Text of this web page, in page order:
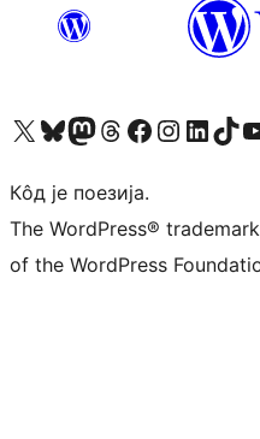
Visit our X (formerly Twitter) account
Посетите наш Bluesky налог
Visit our Mastodon account
Посетите наш налог на Threads-у Visit our Facebook page
Посетите наш Инстаграм налог
Visit ourПосетите наш
Кôд је поезија.
The WordPress®
of the WordPress